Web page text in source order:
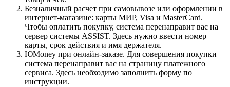
Безналичный расчет при самовывозе или оформлении в
интернет-магазине: карты МИР, Visa и MasterCard.
Чтобы оплатить покупку, система перенаправит вас на
сервер системы ASSIST. Здесь нужно ввести номер
карты, срок действия и имя держателя.
ЮMoney при онлайн-заказе. Для совершения покупки
система перенаправит вас на страницу платежного
сервиса. Здесь необходимо заполнить форму по
инструкции.